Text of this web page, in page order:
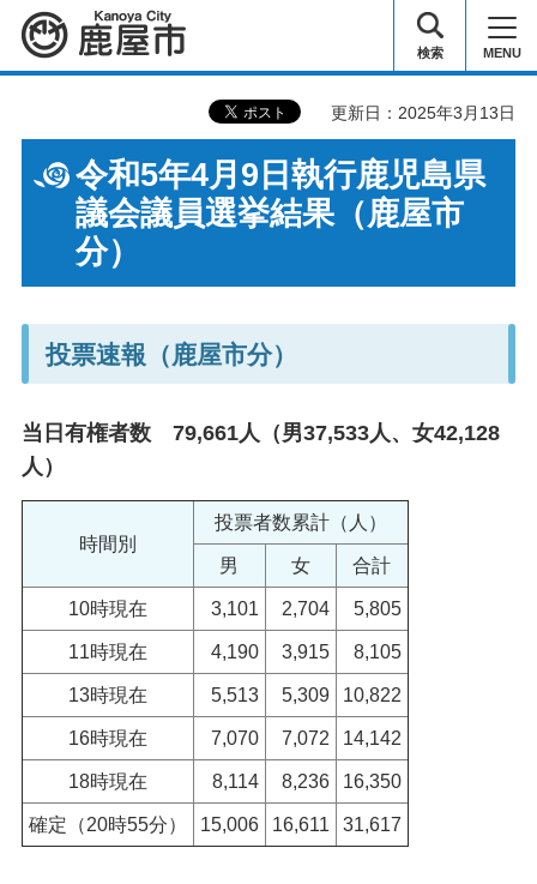
鹿屋市 検索 MENU
更新日：2025年3月13日
令和5年4月9日執行鹿児島県
議会議員選挙結果（鹿屋市
分）
投票速報（鹿屋市分）
当日有権者数 79,661人（男37,533人、女42,128
人）
時間別
投票者数累計（人）
男 女 合計
10時現在 3,101 2,704 5,805
11時現在 4,190 3,915 8,105
13時現在 5,513 5,309 10,822
16時現在 7,070 7,072 14,142
18時現在 8,114 8,236 16,350
確定（20時55分） 15,006 16,611 31,617